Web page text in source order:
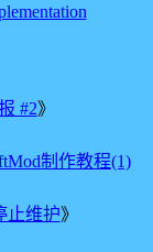
#2》
制作教程(1)
止维护》